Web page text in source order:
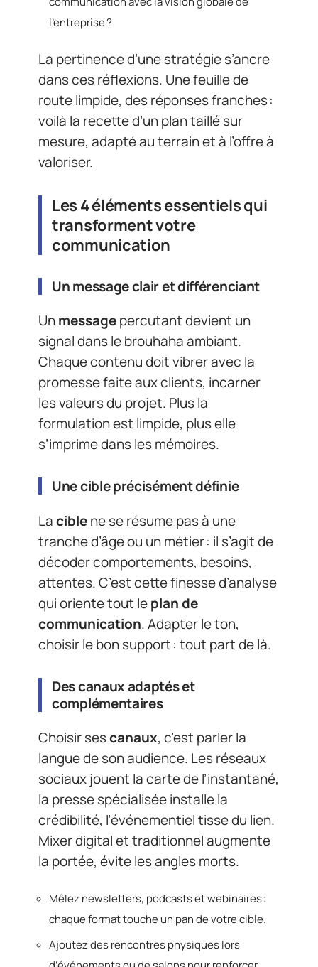
l’entreprise ?
La pertinence d’une stratégie s’ancre
dans ces réflexions. Une feuille de
route limpide, des réponses franches :
voilà la recette d’un plan taillé sur
mesure, adapté au terrain et à l’offre à
valoriser.
Les 4 éléments essentiels qui
transforment votre
communication
Un message clair et différenciant
Unmessagepercutant devient un
signal dans le brouhaha ambiant.
Chaque contenu doit vibrer avec la
promesse faite aux clients, incarner
les valeurs du projet. Plus la
formulation est limpide, plus elle
s’imprime dans les mémoires.
Une cible précisément définie
Laciblene se résume pas à une
tranche d’âge ou un métier : il s’agit de
décoder comportements, besoins,
attentes. C’est cette finesse d’analyse
qui oriente tout leplan de
communication. Adapter le ton,
choisir le bon support : tout part de là.
Des canaux adaptés et
complémentaires
Choisir sescanaux, c’est parler la
langue de son audience. Les réseaux
sociaux jouent la carte de l’instantané,
la presse spécialisée installe la
crédibilité, l’événementiel tisse du lien.
Mixer digital et traditionnel augmente
la portée, évite les angles morts.
Mêlez newsletters, podcasts et webinaires :
chaque format touche un pan de votre cible.
Ajoutez des rencontres physiques lors